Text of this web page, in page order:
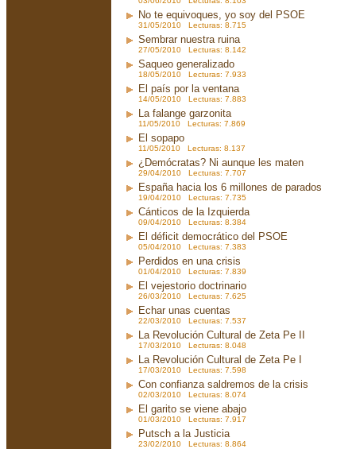
No te equivoques, yo soy del PSOE
31/05/2010 Lecturas: 8.715
Sembrar nuestra ruina
27/05/2010 Lecturas: 8.142
Saqueo generalizado
18/05/2010 Lecturas: 7.933
El país por la ventana
14/05/2010 Lecturas: 7.883
La falange garzonita
11/05/2010 Lecturas: 7.869
El sopapo
11/05/2010 Lecturas: 8.137
¿Demócratas? Ni aunque les maten
29/04/2010 Lecturas: 7.707
España hacia los 6 millones de parados
19/04/2010 Lecturas: 7.735
Cánticos de la Izquierda
09/04/2010 Lecturas: 8.384
El déficit democrático del PSOE
05/04/2010 Lecturas: 7.383
Perdidos en una crisis
01/04/2010 Lecturas: 7.839
El vejestorio doctrinario
26/03/2010 Lecturas: 7.625
Echar unas cuentas
22/03/2010 Lecturas: 7.537
La Revolución Cultural de Zeta Pe II
17/03/2010 Lecturas: 8.048
La Revolución Cultural de Zeta Pe I
17/03/2010 Lecturas: 7.598
Con confianza saldremos de la crisis
02/03/2010 Lecturas: 8.074
El garito se viene abajo
01/03/2010 Lecturas: 7.917
Putsch a la Justicia
23/02/2010 Lecturas: 8.864